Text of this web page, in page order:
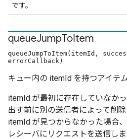
です。
queueJumpToItem
queueJumpToItem(itemId,
errorCallback)
キュー内の itemId を持つアイテ
itemId が最初に存在していなか
出す前に別の送信者によって削
itemId が見つからなかった場合
レシーバにリクエストを送信しま